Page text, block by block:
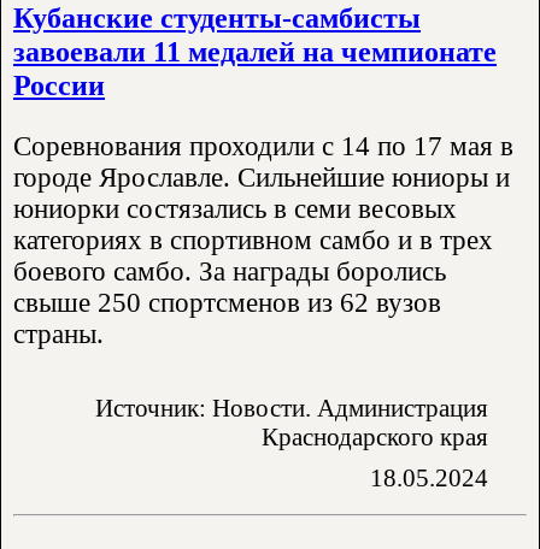
Кубанские студенты-самбисты
завоевали 11 медалей на чемпионате
России
Соревнования проходили с 14 по 17 мая в
городе Ярославле. Сильнейшие юниоры и
юниорки состязались в семи весовых
категориях в спортивном самбо и в трех
боевого самбо. За награды боролись
свыше 250 спортсменов из 62 вузов
страны.
Источник: Новости. Администрация
Краснодарского края
18.05.2024